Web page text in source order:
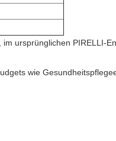
ursprünglichen PIRELLI-
wie